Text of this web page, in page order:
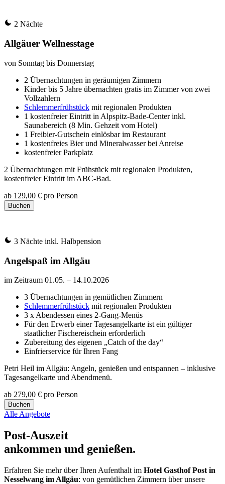
2 Nächte
Allgäuer Wellnesstage
von Sonntag bis Donnerstag
2 Übernachtungen in geräumigen Zimmern
Kinder bis 5 Jahre übernachten gratis im Zimmer von zwei
Vollzahlern
Schlemmerfrühstück mit regionalen Produkten
1 kostenfreier Eintritt in Alpspitz-Bade-Center inkl.
Saunabereich (8 Min. Gehzeit vom Hotel)
1 Freibier-Gutschein einlösbar im Restaurant
1 kostenfreies Bier und Mineralwasser bei Anreise
kostenfreier Parkplatz
2 Übernachtungen mit Frühstück mit regionalen Produkten,
kostenfreier Eintritt im ABC-Bad.
ab 129,00 € pro Person
Buchen
3 Nächte inkl. Halbpension
Angelspaß im Allgäu
im Zeitraum 01.05. – 14.10.2026
3 Übernachtungen in gemütlichen Zimmern
Schlemmerfrühstück mit regionalen Produkten
3 x Abendessen eines 2-Gang-Menüs
Für den Erwerb einer Tagesangelkarte ist ein gültiger
staatlicher Fischereischein erforderlich
Zubereitung des eigenen „Catch of the day“
Einfrierservice für Ihren Fang
Petri Heil im Allgäu: Angeln, genießen und entspannen – inklusive
Tagesangelkarte und Abendmenü.
ab 279,00 € pro Person
Buchen
Alle Angebote
Post-Auszeit
ankommen und genießen.
Erfahren Sie mehr über Ihren Aufenthalt im Hotel Gasthof Post in
Nesselwang im Allgäu: von gemütlichen Zimmern über unsere